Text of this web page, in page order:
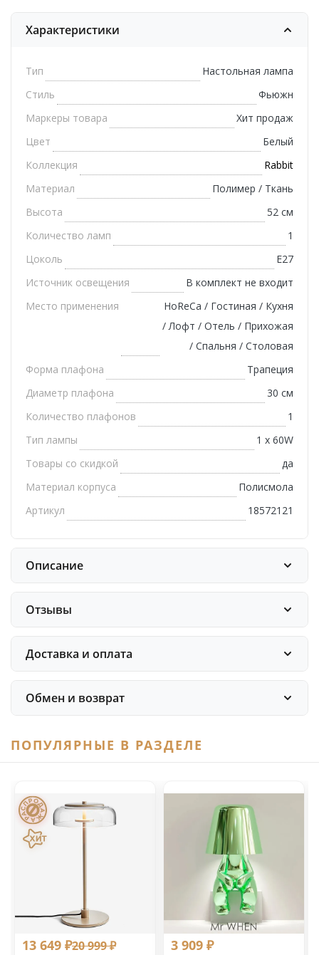
Характеристики
Тип
Настольная лампа
Стиль
Фьюжн
Маркеры товара
Хит продаж
Цвет
Белый
Коллекция
Rabbit
Материал
Полимер / Ткань
Высота
52 см
Количество ламп
1
Цоколь
E27
Источник освещения
В комплект не входит
Место применения
HoReCa / Гостиная / Кухня
/ Лофт / Отель / Прихожая
/ Спальня / Столовая
Форма плафона
Трапеция
Диаметр плафона
30 см
Количество плафонов
1
Тип лампы
1 х 60W
Товары со скидкой
да
Материал корпуса
Полисмола
Артикул
18572121
Описание
Отзывы
Доставка и оплата
Обмен и возврат
ПОПУЛЯРНЫЕ В РАЗДЕЛЕ
13 649 ₽20 999 ₽ 3 909 ₽